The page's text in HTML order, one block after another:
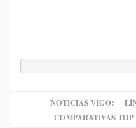
NOTICIAS VIGO:
COMPARATIVAS TOP